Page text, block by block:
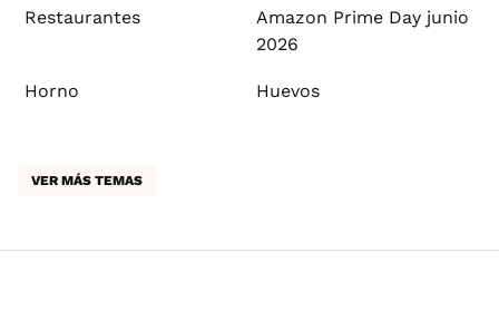
Restaurantes
Amazon Prime Day junio
2026
Horno Huevos
VER MÁS TEMAS